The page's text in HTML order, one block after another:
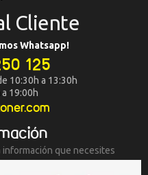
Cliente
Whatsapp!
125
10:30h a 13:30h
19:00h
información que necesites